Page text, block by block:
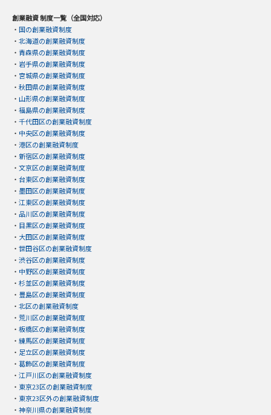
創業融資 制度一覧（全国対応）
・ 国の創業融資制度
・ 北海道の創業融資制度
・ 青森県の創業融資制度
・ 岩手県の創業融資制度
・ 宮城県の創業融資制度
・ 秋田県の創業融資制度
・ 山形県の創業融資制度
・ 福島県の創業融資制度
・ 千代田区の創業融資制度
・ 中央区の創業融資制度
・ 港区の創業融資制度
・ 新宿区の創業融資制度
・ 文京区の創業融資制度
・ 台東区の創業融資制度
・ 墨田区の創業融資制度
・ 江東区の創業融資制度
・ 品川区の創業融資制度
・ 目黒区の創業融資制度
・ 大田区の創業融資制度
・ 世田谷区の創業融資制度
・ 渋谷区の創業融資制度
・ 中野区の創業融資制度
・ 杉並区の創業融資制度
・ 豊島区の創業融資制度
・ 北区の創業融資制度
・ 荒川区の創業融資制度
・ 板橋区の創業融資制度
・ 練馬区の創業融資制度
・ 足立区の創業融資制度
・ 葛飾区の創業融資制度
・ 江戸川区の創業融資制度
・ 東京23区の創業融資制度
・ 東京23区外の創業融資制度
・ 神奈川県の創業融資制度